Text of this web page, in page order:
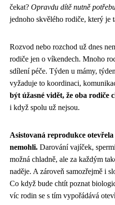
čekat? Opravdu dítě nutně
jednoho skvělého rodiče, který je
Rozvod nebo rozchod už dnes
rodiče jen o víkendech. Mnoho
sdílení péče. Týden u mámy,
vyžaduje to koordinaci,
být úžasné vidět, že oba rodiče
i když spolu už nejsou.
Asistovaná reprodukce
nemohli. Darování vajíček,
možná chladně, ale za každým
naděje. A zároveň samozřejmě i
Co když bude chtít poznat
víc rodin se s tím vypořádává